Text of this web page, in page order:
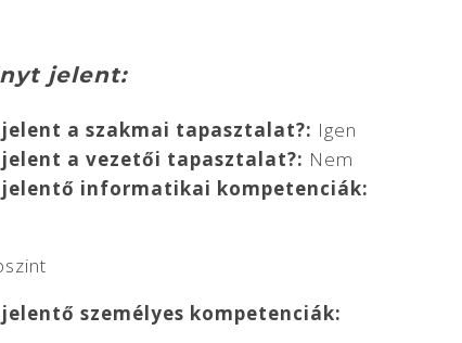
jelent:
a szakmai tapasztalat?: Igen
a vezetői tapasztalat?: Nem
informatikai kompetenciák:
személyes kompetenciák: